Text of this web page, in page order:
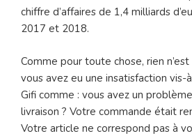
chiffre d’affaires de 1,4 milliards
2017 et 2018.
Comme pour toute chose, rien
vous avez eu une insatisfaction vis-
Gifi comme : vous avez un
livraison ? Votre commande était
Votre article ne correspond pas à